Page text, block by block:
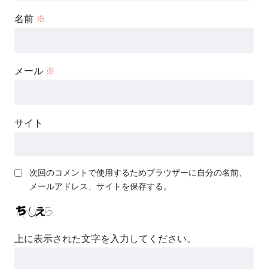
名前 ※
メール ※
サイト
次回のコメントで使用するためブラウザーに自分の名前、
メールアドレス、サイトを保存する。
上に表示された文字を入力してください。